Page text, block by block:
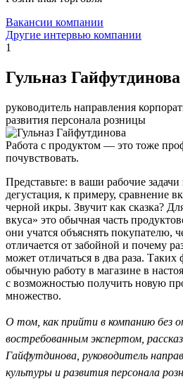
Вакансии компании
Другие интервью компании
1
Гульназ Гайфутдинова
руководитель направления
развития персонала розницы
Работа с продуктом — это тоже
почувствовать.
Представьте: в ваши рабочие задачи
дегустация, к примеру, сравнение
черной икры. Звучит как сказка?
вкуса» это обычная часть
они учатся объяснять покупателю,
отличается от забойной и почему
может отличаться в два раза.
обычную работу в магазине в
с возможностью получить новую
множество.
О том, как прийти в компанию без
востребованным экспертом,
Гайфутдинова, руководитель
культуры и развития персонала